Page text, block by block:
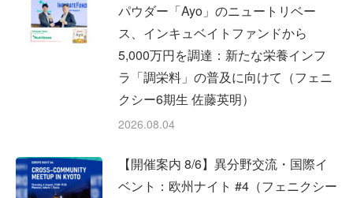
パウダー「Ayo」のニュートリベー
ス、インキュベイトファンドから
5,000万円を調達：新たな栄養インフ
ラ「調栄料」の普及に向けて（フェニ
クシー6期生 佐藤英明）
2026.08.04
【開催案内 8/6】異分野交流・国際イ
ベント：欧州ナイト #4（フェニクシー